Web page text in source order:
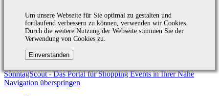
Um unsere Webseite für Sie optimal zu gestalten und
fortlaufend verbessern zu können, verwenden wir Cookies.
Durch die weitere Nutzung der Webseite stimmen Sie der
Verwendung von Cookies zu.
SonntagScout - Das Portal für Shopping Events in Ihrer Nähe
Navigation überspringen